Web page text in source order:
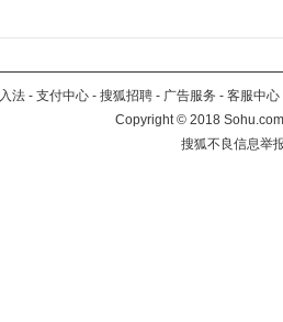
法 - 支付中心 - 搜狐招聘 - 广告服务 - 客服中心
Copyright©2018
搜狐不良信息举